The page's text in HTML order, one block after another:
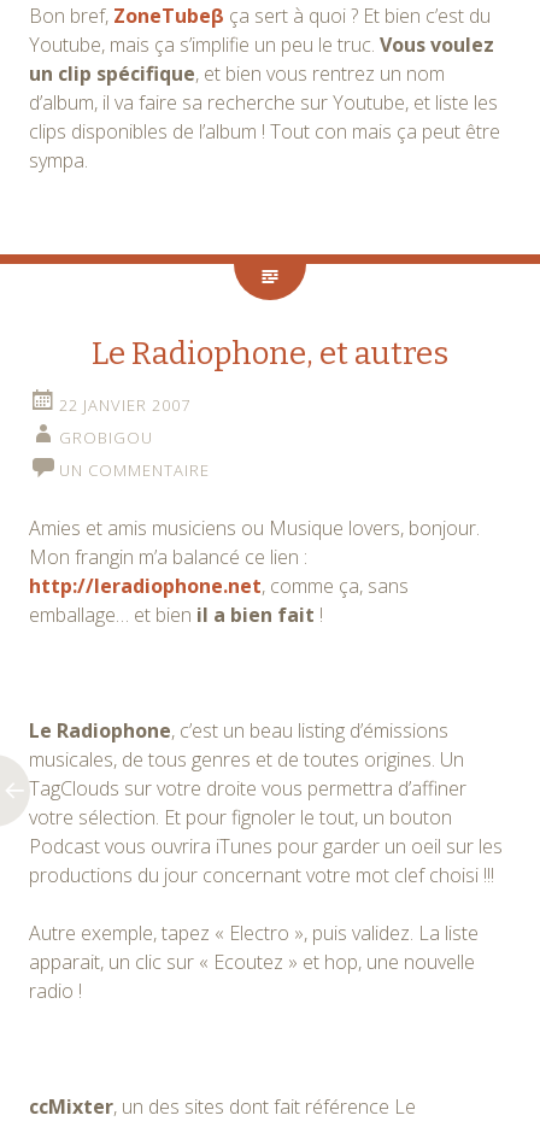
Bon bref, ZoneTubeβ ça sert à quoi ? Et bien c’est du
Youtube, mais ça s’implifie un peu le truc. Vous voulez
un clip spécifique, et bien vous rentrez un nom
d’album, il va faire sa recherche sur Youtube, et liste les
clips disponibles de l’album ! Tout con mais ça peut être
sympa.
Le Radiophone, et autres
22 JANVIER 2007
GROBIGOU
UN COMMENTAIRE
Amies et amis musiciens ou Musique lovers, bonjour.
Mon frangin m’a balancé ce lien :
http://leradiophone.net, comme ça, sans
emballage… et bien il a bien fait !
Le Radiophone, c’est un beau listing d’émissions
musicales, de tous genres et de toutes origines. Un
TagClouds sur votre droite vous permettra d’affiner
votre sélection. Et pour fignoler le tout, un bouton
Podcast vous ouvrira iTunes pour garder un oeil sur les
productions du jour concernant votre mot clef choisi !!!
Autre exemple, tapez « Electro », puis validez. La liste
apparait, un clic sur « Ecoutez » et hop, une nouvelle
radio !
ccMixter, un des sites dont fait référence Le